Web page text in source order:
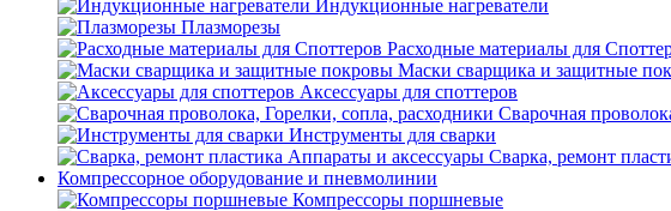
Индукционные нагреватели
Плазморезы
Расходные материалы для
Маски сварщика и защитные
Аксессуары для споттеров
Сварочная
Инструменты для сварки
Сварка, ремонт
Компрессорное оборудование и пневмолинии
Компрессоры поршневые